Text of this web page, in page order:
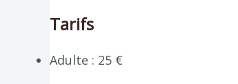
Tarifs
Adulte : 25 €